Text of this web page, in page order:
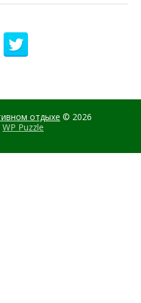
отдыхе © 2026
WP Puzzle